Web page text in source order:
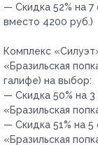
— Скидка 52% на
вместо 4200 руб.)
Комплекс
«Бразильская
галифе) на выбор:
— Скидка 50% на
«Бразильская
— Скидка 51% на 5
«Бразильская